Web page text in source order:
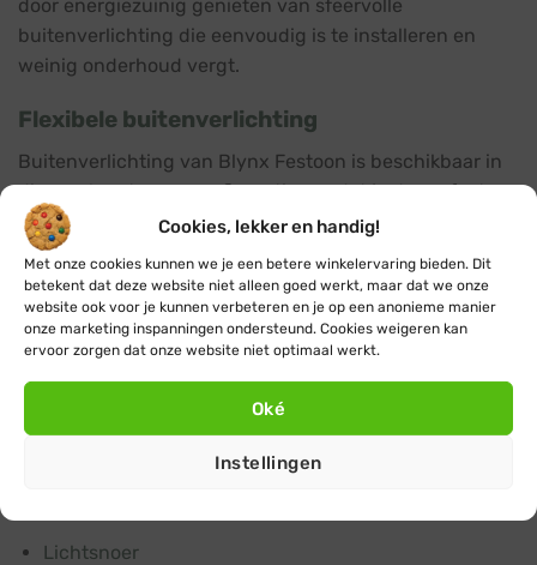
Cookies, lekker en handig!
Met onze cookies kunnen we je een betere winkelervaring bieden. Dit
betekent dat deze website niet alleen goed werkt, maar dat we onze
website ook voor je kunnen verbeteren en je op een anonieme manier
onze marketing inspanningen ondersteund. Cookies weigeren kan
ervoor zorgen dat onze website niet optimaal werkt.
Oké
Instellingen
door energiezuinig genieten van sfeervolle
buitenverlichting die eenvoudig is te installeren en
weinig onderhoud vergt.
Flexibele buitenverlichting
Buitenverlichting van Blynx Festoon is beschikbaar in
diverse lengtes en configuraties, zodat je de perfecte
lichtoplossing creëert voor jouw buitenruimte. Kies uit
verschillende lichtkleuren zoals klassiek warm wit of
modern warm wit, en combineer naar wens met
gekleurde lampen voor een feestelijk effect. Goed om te
weten: de buitenverlichting snoeren zijn gemakkelijk
Bekijk ook onze andere categorieën voor
Lichtsnoer